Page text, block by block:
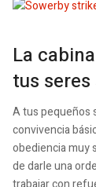
La
tus
A tus pequeños
convivencia
obediencia muy
de darle una